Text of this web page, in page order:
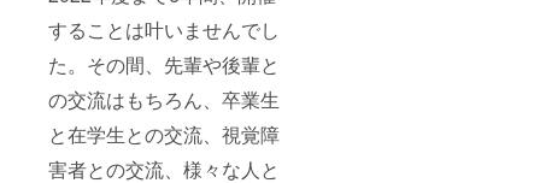
することは叶いませんでし
た。その間、先輩や後輩と
の交流はもちろん、卒業生
と在学生との交流、視覚障
害者との交流、様々な人と